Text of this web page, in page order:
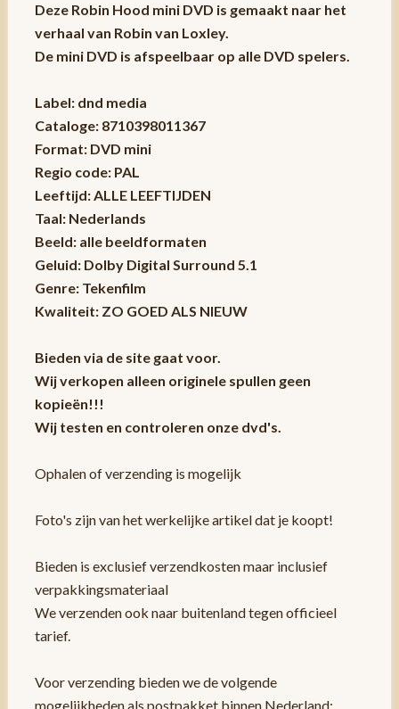
Deze Robin Hood mini DVD is gemaakt naar het
verhaal van Robin van Loxley.
De mini DVD is afspeelbaar op alle DVD spelers.
Label: dnd media
Cataloge: 8710398011367
Format: DVD mini
Regio code: PAL
Leeftijd: ALLE LEEFTIJDEN
Taal: Nederlands
Beeld: alle beeldformaten
Geluid: Dolby Digital Surround 5.1
Genre: Tekenfilm
Kwaliteit: ZO GOED ALS NIEUW
Bieden via de site gaat voor.
Wij verkopen alleen originele spullen geen
kopieën!!!
Wij testen en controleren onze dvd's.
Ophalen of verzending is mogelijk
Foto's zijn van het werkelijke artikel dat je koopt!
Bieden is exclusief verzendkosten maar inclusief
verpakkingsmateriaal
We verzenden ook naar buitenland tegen officieel
tarief.
Voor verzending bieden we de volgende
mogelijkheden als postpakket binnen Nederland: